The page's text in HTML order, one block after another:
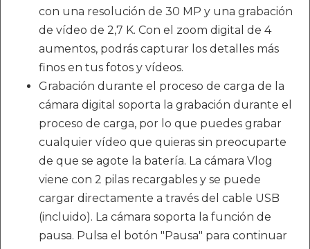
con una resolución de 30 MP y una grabación
de vídeo de 2,7 K. Con el zoom digital de 4
aumentos, podrás capturar los detalles más
finos en tus fotos y vídeos.
Grabación durante el proceso de carga de la
cámara digital soporta la grabación durante el
proceso de carga, por lo que puedes grabar
cualquier vídeo que quieras sin preocuparte
de que se agote la batería. La cámara Vlog
viene con 2 pilas recargables y se puede
cargar directamente a través del cable USB
(incluido). La cámara soporta la función de
pausa. Pulsa el botón "Pausa" para continuar